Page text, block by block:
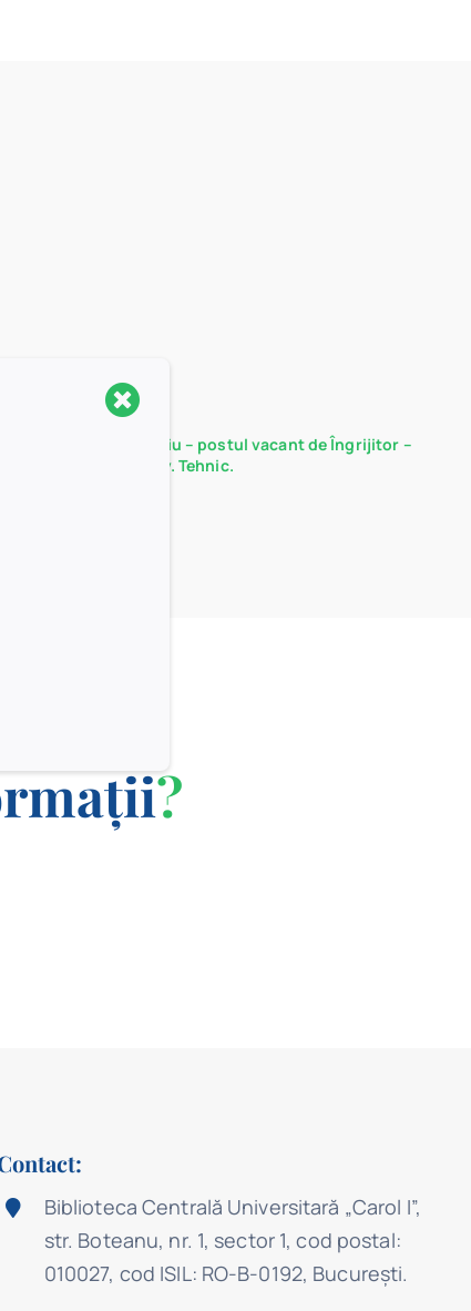
Rezultate probă interviu – postul vacant de Îngrijitor –
Serviciul Administrativ. Tehnic.
?
Biblioteca Centrală Universitară „Carol I”,
str. Boteanu, nr. 1, sector 1, cod postal:
010027, cod ISIL: RO-B-0192, Bucureşti.